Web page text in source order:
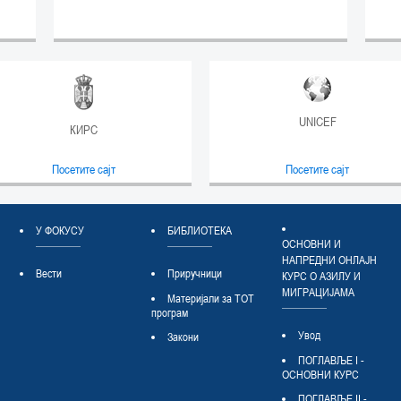
КИРС
Посетите сајт
UNICEF
Посетите сајт
У ФОКУСУ
Вести
БИБЛИОТЕКА
Приручници
Материјали за ТОТ
програм
Закони
ОСНОВНИ И
НАПРЕДНИ ОНЛАЈН
КУРС О АЗИЛУ И
МИГРАЦИЈАМА
Увод
ПОГЛАВЉЕ I -
ОСНОВНИ КУРС